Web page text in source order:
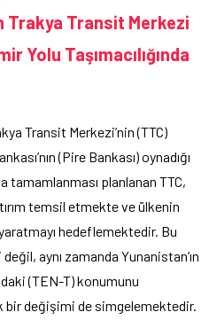
Trakya Transit Merkezi
Yolu Taşımacılığında
Transit Merkezi’nin (TTC)
(Pire Bankası) oynadığı
tamamlanması planlanan TTC,
temsil etmekte ve ülkenin
yaratmayı hedeflemektedir. Bu
aynı zamanda Yunanistan’ın
(TEN-T) konumunu
değişimi de simgelemektedir.